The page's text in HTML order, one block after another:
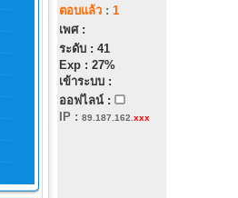
ตอบแล้ว: 1
เพศ :
ระดับ : 41
Exp : 27%
เข้าระบบ :
ออฟไลน์ :
IP : 89.187.162. xxx